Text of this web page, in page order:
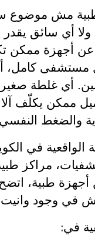
مش موضوع
أي سائق يقدر
عن أجهزة ممكن
كامل،
أي غلطة
ممكن يكلّف
والضغط النفسي
الواقعية في
مراكز
أجهزة طبية،
في وجود
في: